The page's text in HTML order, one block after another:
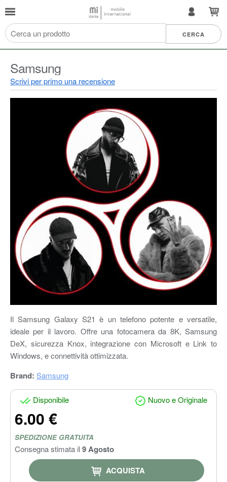
Samsung
Scrivi per primo una recensione
Il Samsung Galaxy S21 è un telefono potente e versatile,
ideale per il lavoro. Offre una fotocamera da 8K, Samsung
DeX, sicurezza Knox, integrazione con Microsoft e Link to
Windows, e connettività ottimizzata.
Brand: Samsung
Disponibile Nuovo e Originale
6.00 €
SPEDIZIONE GRATUITA
Consegna stimata il9 Agosto
ACQUISTA